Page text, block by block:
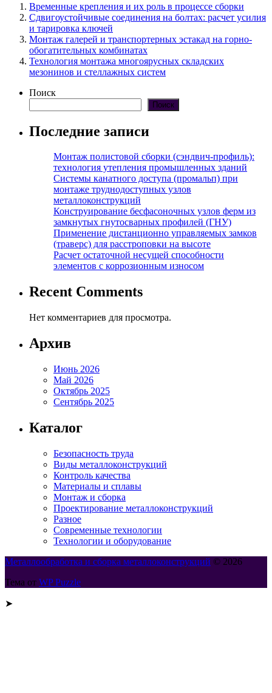
Временные крепления и их роль в процессе сборки
Сдвигоустойчивые соединения на болтах: расчет усилия
и тарировка ключей
Монтаж галерей и транспортерных эстакад на горно-
обогатительных комбинатах
Технология монтажа многоярусных складских
мезонинов и стеллажных систем
Поиск
Поиск
Последние записи
Монтаж полистовой сборки (сэндвич-профиль):
технология утепления промышленных зданий
Системы канатного доступа (промальп) при
монтаже труднодоступных узлов
металлоконструкций
Конструирование бесфасоночных узлов ферм из
замкнутых гнутосварных профилей (ГНУ)
Применение дистанционно управляемых замков
(траверс) для расстроповки на высоте
Расчет остаточной несущей способности
элементов с коррозионным износом
Recent Comments
Нет комментариев для просмотра.
Архив
Июнь 2026
Май 2026
Октябрь 2025
Сентябрь 2025
Каталог
Безопасность труда
Виды металлоконструкций
Контроль качества
Материалы и сплавы
Монтаж и сборка
Проектирование металлоконструкций
Разное
Современные технологии
Технологии и оборудование
Металлообработка и сборка металлоконструкций © 2026
Тема от WP Puzzle
➤